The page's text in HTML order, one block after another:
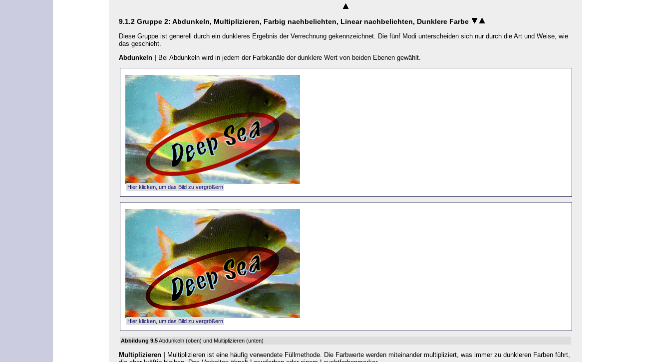
9.1.2 Gruppe 2: Abdunkeln, Multiplizieren, Farbig nachbelichten, Linear nachbelichten, Dunklere Farbe
Diese Gruppe ist generell durch ein dunkleres Ergebnis der Verrechnung gekennzeichnet. Die fünf Modi unterscheiden sich nur durch die Art und Weise, wie
das geschieht.
Abdunkeln | Bei Abdunkeln wird in jedem der Farbkanäle der dunklere Wert von beiden Ebenen gewählt.
Hier klicken, um das Bild zu vergrößern
Hier klicken, um das Bild zu vergrößern
Abbildung 9.5Abdunkeln (oben) und Multiplizieren (unten)
Multiplizieren | Multiplizieren ist eine häufig verwendete Füllmethode. Die Farbwerte werden miteinander multipliziert, was immer zu dunkleren Farben führt,